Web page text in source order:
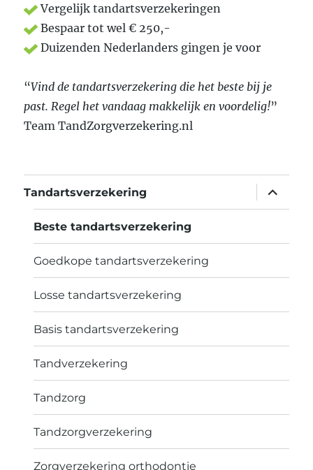
Vergelijk tandartsverzekeringen
Bespaar tot wel € 250,-
Duizenden Nederlanders gingen je voor
“Vind de tandartsverzekering die het beste bij je
past. Regel het vandaag makkelijk en voordelig!”
Team TandZorgverzekering.nl
Tandartsverzekering
vouw
sub-
menu
Beste tandartsverzekering
Goedkope tandartsverzekering
Losse tandartsverzekering
Basis tandartsverzekering
Tandverzekering
Tandzorg
Tandzorgverzekering
Zorgverzekering orthodontie